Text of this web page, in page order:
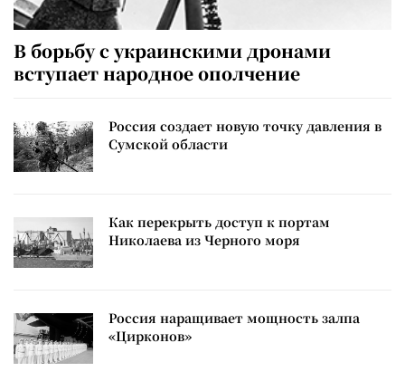
В борьбу с украинскими дронами
вступает народное ополчение
Россия создает новую точку давления в
Сумской области
Как перекрыть доступ к портам
Николаева из Черного моря
Россия наращивает мощность залпа
«Цирконов»